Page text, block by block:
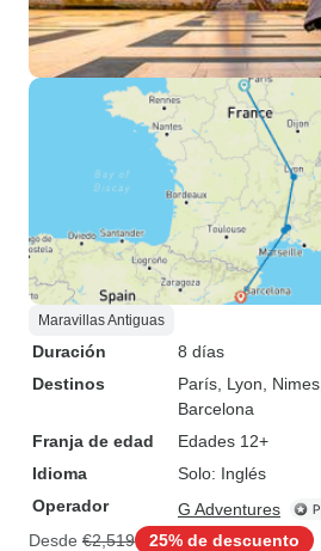
Maravillas Antiguas
Duración
8 días
Destinos
París , Lyon , Nimes
Barcelona
Franja de edad
Edades 12+
Idioma
Solo: Inglés
Operador
G Adventures
Desde €2,519 25% de descuento